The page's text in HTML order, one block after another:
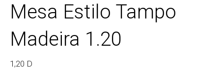
Mesa Estilo Tampo
Madeira 1.20
1,20 D